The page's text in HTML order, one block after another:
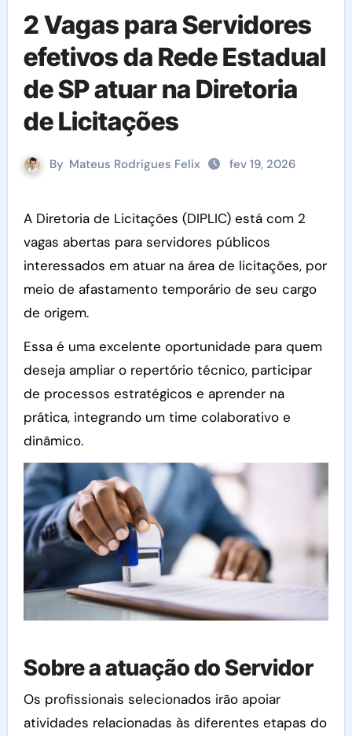
2 Vagas para Servidores
efetivos da Rede Estadual
de SP atuar na Diretoria
de Licitações
By Mateus Rodrigues Felix fev 19, 2026
A Diretoria de Licitações (DIPLIC) está com 2
vagas abertas para servidores públicos
interessados em atuar na área de licitações, por
meio de afastamento temporário de seu cargo
de origem.
Essa é uma excelente oportunidade para quem
deseja ampliar o repertório técnico, participar
de processos estratégicos e aprender na
prática, integrando um time colaborativo e
dinâmico.
Sobre a atuação do Servidor
Os profissionais selecionados irão apoiar
atividades relacionadas às diferentes etapas do